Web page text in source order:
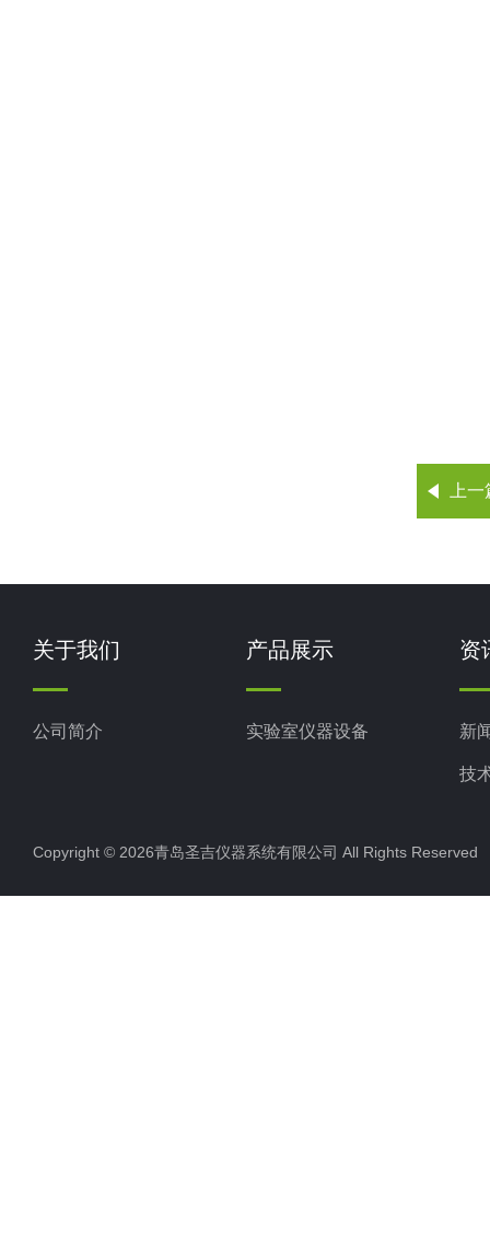
上
关于我们
公司简介
产品展示
实验室仪器设备
资
新
技
Copyright © 2026青岛圣吉仪器系统有限公司 All Rights